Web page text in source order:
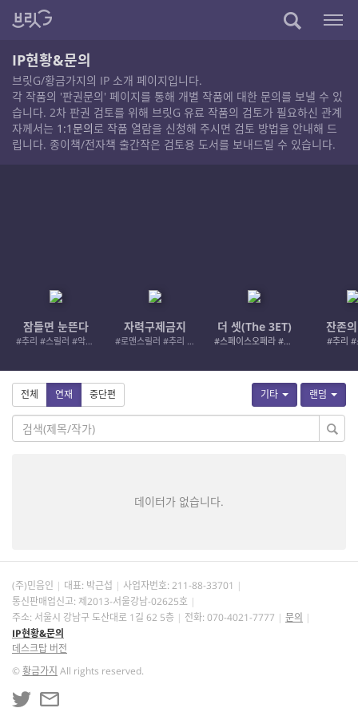
IP현황&문의
브릿G/황금가지의 IP 소개 페이지입니다.
각 작품의 '판권문의' 페이지를 통해 개별 작품에 대한 문의를 보낼 수 있
습니다. 2차 판권 검토를 위해 브릿G 유료 작품의 검토가 필요하신 관계
자께서는 1:1문의로 작품 열람을 신청해 주시면 검토 방법을 안내해 드
립니다. 종이책/전자책 출간작은 검토용 도서를 보내드릴 수 있습니다.
잠들면 눈뜬다
#추리 #스릴러 #악인 #로드레이지
자력구제금지
#로맨스릴러 #추리 #여성서사 #사적제재
더 셋(The 3ET)
#스페이스오페라 #우주활극
잔존
#추리 #
기타 랜덤
전체 연재 중단편
데이터가 없습니다.
(주)민음인 대표: 박근섭 사업자번호: 211-88-33701
통신판매업신고: 제2013-서울강남-02625호
주소: 서울시 강남구 도산대로 1길 62 5층
전화: 070-4021-7777
문의
IP현황&문의
데스크탑 버전
©황금가지 All rights reserved.